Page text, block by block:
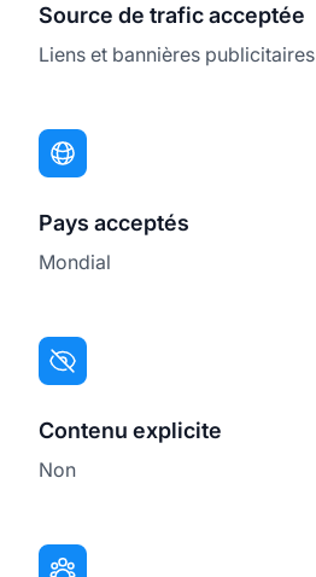
Source de trafic acceptée
Liens et bannières publicitaires
Pays acceptés
Mondial
Contenu explicite
Non